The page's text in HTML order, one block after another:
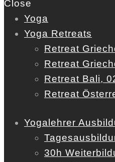
Close
Yoga
Yoga Retreats
Retreat
Retreat
Retreat Bali,
Retreat
Yogalehrer
30h